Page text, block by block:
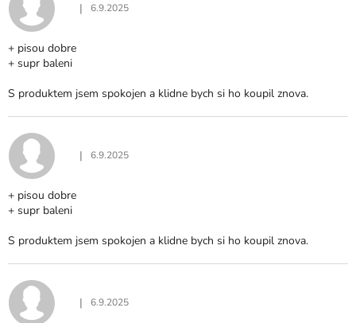
Hodnocení produktu je 5 z 5 hvězdiček.
| 6.9.2025
+ pisou dobre
+ supr baleni
S produktem jsem spokojen a klidne bych si ho koupil znova.
Hodnocení produktu je 5 z 5 hvězdiček.
| 6.9.2025
+ pisou dobre
+ supr baleni
S produktem jsem spokojen a klidne bych si ho koupil znova.
Hodnocení produktu je 5 z 5 hvězdiček.
| 6.9.2025